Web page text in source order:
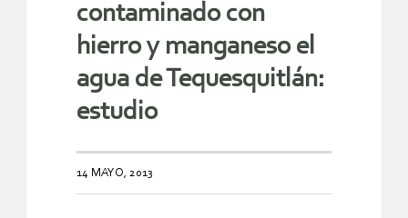
contaminado con
hierro y manganeso el
agua de Tequesquitlán:
estudio
14 MAYO, 2013